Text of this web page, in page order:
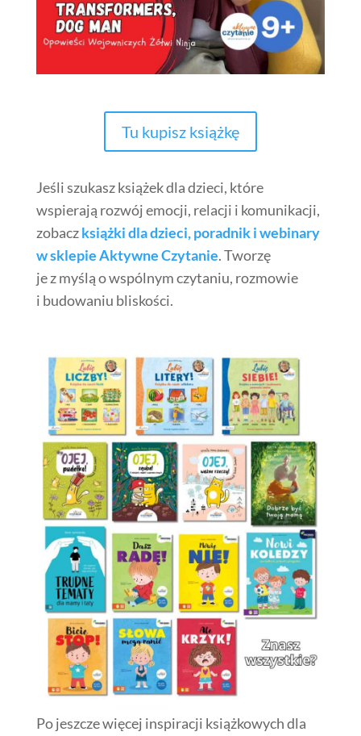
Tu kupisz książkę
Jeśli szukasz książek dla dzieci, które
wspierają rozwój emocji, relacji i komunikacji,
zobaczksiążki dla dzieci, poradnik i webinary
w sklepieAktywne Czytanie. Tworzę
je z myślą o wspólnym czytaniu, rozmowie
i budowaniu bliskości.
Po jeszcze więcej inspiracji książkowych dla